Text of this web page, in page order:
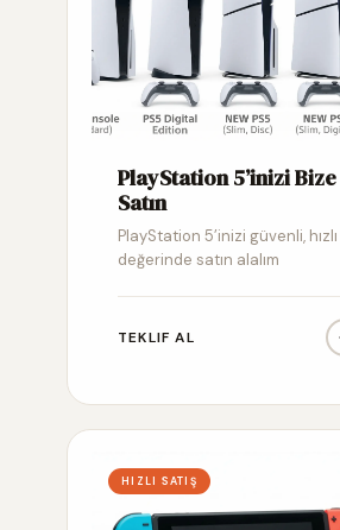
PlayStation 5’inizi Bize
Satın
PlayStation 5’inizi güvenli,
değerinde satın alalım
TEKLIF AL
HIZLI SATIŞ